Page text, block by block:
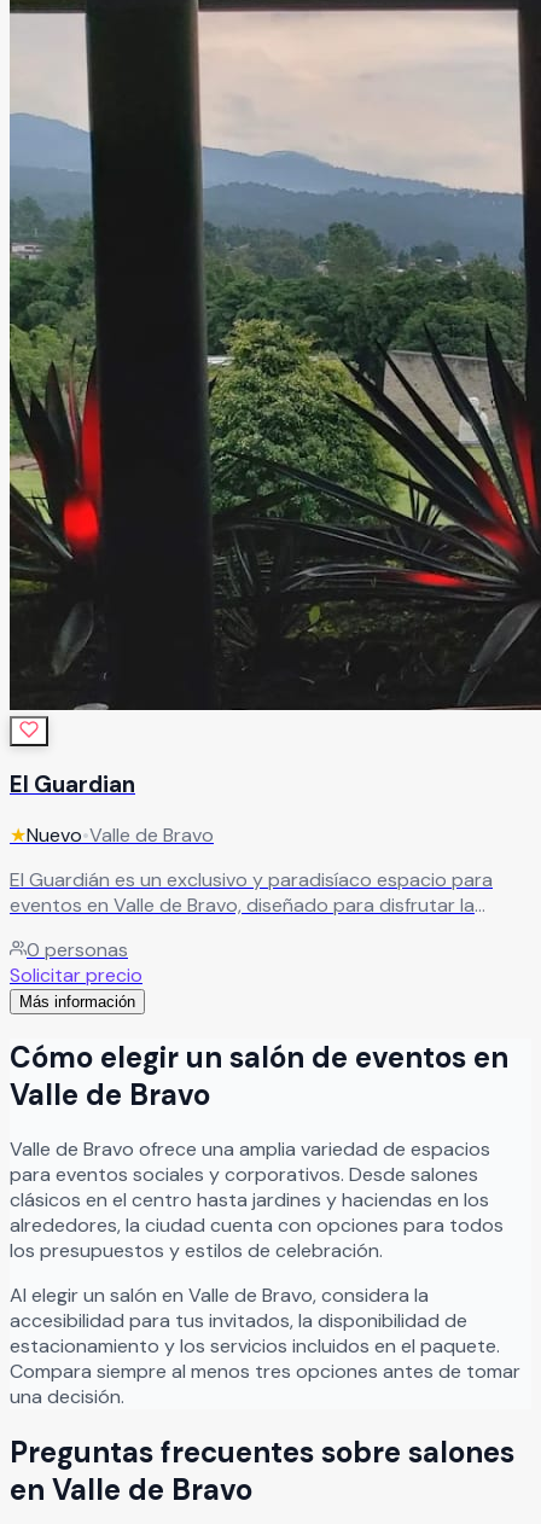
El Guardian
★Nuevo•Valle de Bravo
El Guardián es un exclusivo y paradisíaco espacio para
eventos en Valle de Bravo, diseñado para disfrutar la
naturaleza. Este hermoso recinto ofrece el escenario ideal
para bodas, aniversarios, graduaciones, eventos
corporativos y celebraciones sociales especiales, rodeado
relajante. Leer más
0 personas
Solicitar precio
Más información
Cómo elegir un salón de eventos en
Valle de Bravo
Valle de Bravo ofrece una amplia variedad de espacios
para eventos sociales y corporativos. Desde salones
clásicos en el centro hasta jardines y haciendas en los
alrededores, la ciudad cuenta con opciones para todos
los presupuestos y estilos de celebración.
Al elegir un salón en Valle de Bravo, considera la
accesibilidad para tus invitados, la disponibilidad de
estacionamiento y los servicios incluidos en el paquete.
Compara siempre al menos tres opciones antes de tomar
una decisión.
Preguntas frecuentes sobre salones
en Valle de Bravo